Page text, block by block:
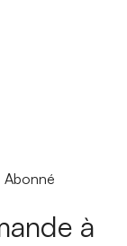
Abonné
à